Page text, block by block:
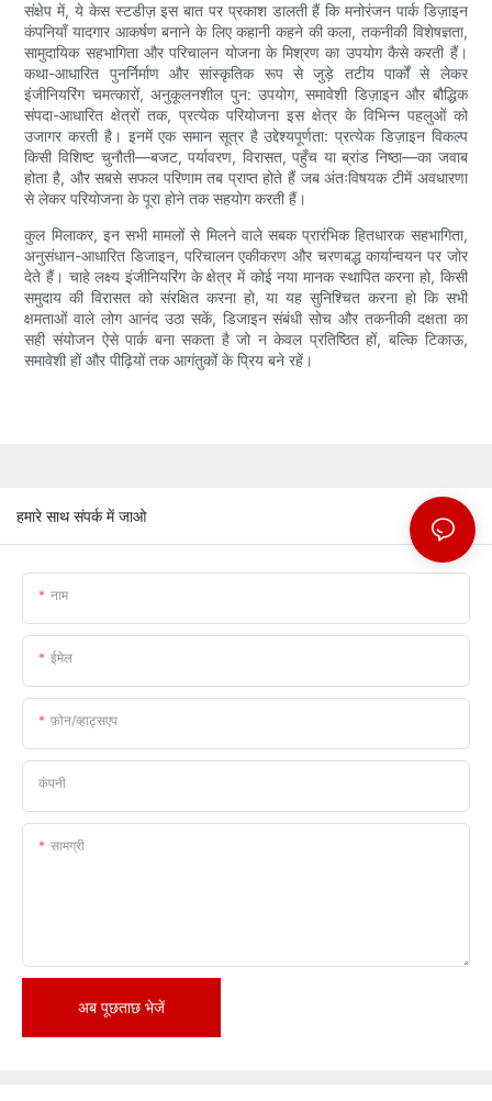
संक्षेप में, ये केस स्टडीज़ इस बात पर प्रकाश डालती हैं कि मनोरंजन पार्क डिज़ाइन
कंपनियाँ यादगार आकर्षण बनाने के लिए कहानी कहने की कला, तकनीकी विशेषज्ञता,
सामुदायिक सहभागिता और परिचालन योजना के मिश्रण का उपयोग कैसे करती हैं।
कथा-आधारित पुनर्निर्माण और सांस्कृतिक रूप से जुड़े तटीय पार्कों से लेकर
इंजीनियरिंग चमत्कारों, अनुकूलनशील पुन: उपयोग, समावेशी डिज़ाइन और बौद्धिक
संपदा-आधारित क्षेत्रों तक, प्रत्येक परियोजना इस क्षेत्र के विभिन्न पहलुओं को
उजागर करती है। इनमें एक समान सूत्र है उद्देश्यपूर्णता: प्रत्येक डिज़ाइन विकल्प
किसी विशिष्ट चुनौती—बजट, पर्यावरण, विरासत, पहुँच या ब्रांड निष्ठा—का जवाब
होता है, और सबसे सफल परिणाम तब प्राप्त होते हैं जब अंतःविषयक टीमें अवधारणा
से लेकर परियोजना के पूरा होने तक सहयोग करती हैं।
कुल मिलाकर, इन सभी मामलों से मिलने वाले सबक प्रारंभिक हितधारक सहभागिता,
अनुसंधान-आधारित डिजाइन, परिचालन एकीकरण और चरणबद्ध कार्यान्वयन पर जोर
देते हैं। चाहे लक्ष्य इंजीनियरिंग के क्षेत्र में कोई नया मानक स्थापित करना हो, किसी
समुदाय की विरासत को संरक्षित करना हो, या यह सुनिश्चित करना हो कि सभी
क्षमताओं वाले लोग आनंद उठा सकें, डिजाइन संबंधी सोच और तकनीकी दक्षता का
सही संयोजन ऐसे पार्क बना सकता है जो न केवल प्रतिष्ठित हों, बल्कि टिकाऊ,
समावेशी हों और पीढ़ियों तक आगंतुकों के प्रिय बने रहें।
हमारे साथ संपर्क में जाओ
नाम
ईमेल
फ़ोन/व्हाट्सएप
कंपनी
सामग्री
अब पूछताछ भेजें